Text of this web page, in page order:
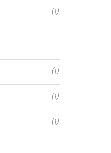
(1)
(1)
(1)
(1)